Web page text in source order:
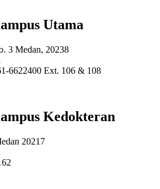
Utama
3 Medan, 20238
6622400 Ext. 106 & 108
Kedokteran
20217